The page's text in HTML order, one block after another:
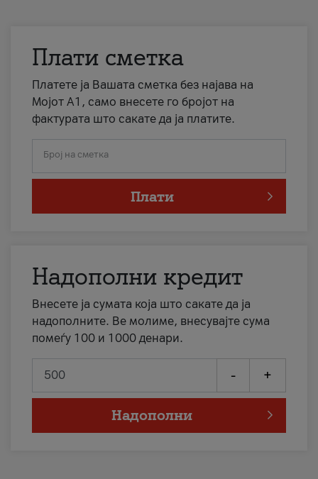
Плати сметка
Платете ја Вашата сметка без најава на
Мојот А1, само внесете го бројот на
фактурата што сакате да ја платите.
Број на сметка
Плати
Надополни кредит
Внесете ја сумата која што сакате да ја
надополните. Ве молиме, внесувајте сума
помеѓу 100 и 1000 денари.
- +
Надополни